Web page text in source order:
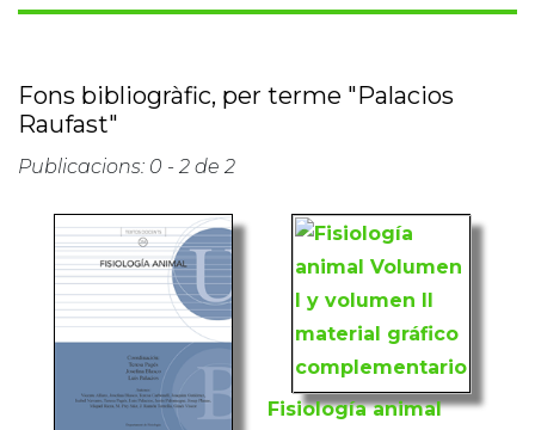
Fons bibliogràfic, per terme "Palacios
Raufast"
Publicacions: 0 - 2 de 2
Fisiología animal